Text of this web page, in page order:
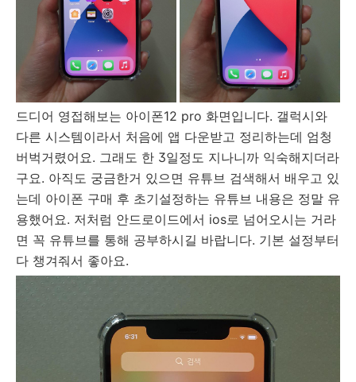
드디어 영접해보는 아이폰12 pro 화면입니다. 갤럭시와
다른 시스템이라서 처음에 앱 다운받고 정리하는데 엄청
버벅거렸어요. 그래도 한 3일정도 지나니까 익숙해지더라
구요. 아직도 궁금한거 있으면 유튜브 검색해서 배우고 있
는데 아이폰 구매 후 초기설정하는 유튜브 내용은 정말 유
용했어요. 저처럼 안드로이드에서 ios로 넘어오시는 거라
면 꼭 유튜브를 통해 공부하시길 바랍니다. 기본 설정부터
다 챙겨줘서 좋아요.